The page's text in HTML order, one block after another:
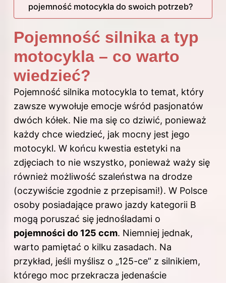
pojemność motocykla do swoich potrzeb?
Pojemność silnika a typ
motocykla – co warto
wiedzieć?
Pojemność silnika motocykla to temat, który
zawsze wywołuje emocje wśród pasjonatów
dwóch kółek. Nie ma się co dziwić, ponieważ
każdy chce wiedzieć, jak mocny jest jego
motocykl. W końcu kwestia estetyki na
zdjęciach to nie wszystko, ponieważ waży się
również możliwość szaleństwa na drodze
(oczywiście zgodnie z przepisami!). W Polsce
osoby posiadające prawo jazdy kategorii B
mogą poruszać się jednośladami o
pojemności do 125 ccm. Niemniej jednak,
warto pamiętać o kilku zasadach. Na
przykład, jeśli myślisz o „125-ce” z silnikiem,
którego moc przekracza jedenaście